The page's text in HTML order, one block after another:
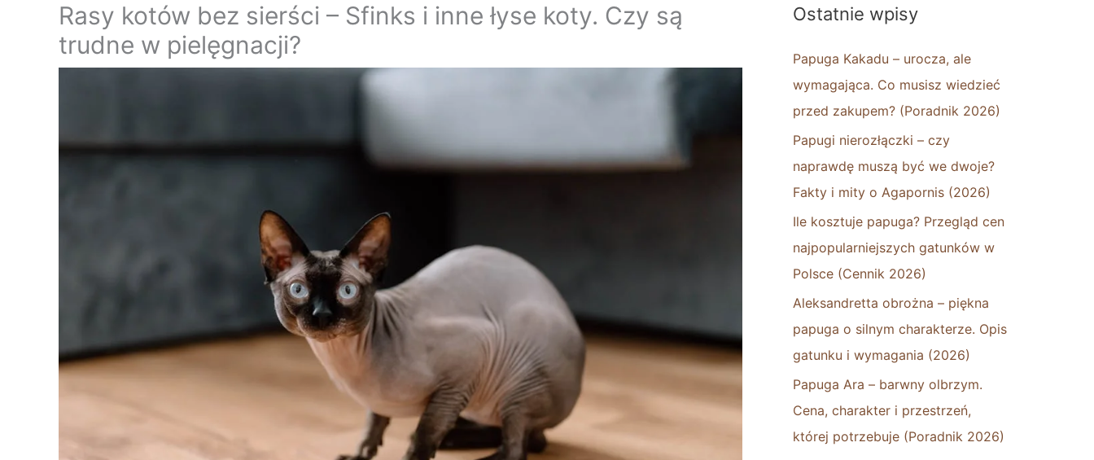
Rasy kotów bez sierści – Sfinks i inne łyse koty. Czy są
trudne w pielęgnacji?
Ostatnie wpisy
Papuga Kakadu – urocza, ale
wymagająca. Co musisz wiedzieć
przed zakupem? (Poradnik 2026)
Papugi nierozłączki – czy
naprawdę muszą być we dwoje?
Fakty i mity o Agapornis (2026)
Ile kosztuje papuga? Przegląd cen
najpopularniejszych gatunków w
Polsce (Cennik 2026)
Aleksandretta obrożna – piękna
papuga o silnym charakterze. Opis
gatunku i wymagania (2026)
Papuga Ara – barwny olbrzym.
Cena, charakter i przestrzeń,
której potrzebuje (Poradnik 2026)